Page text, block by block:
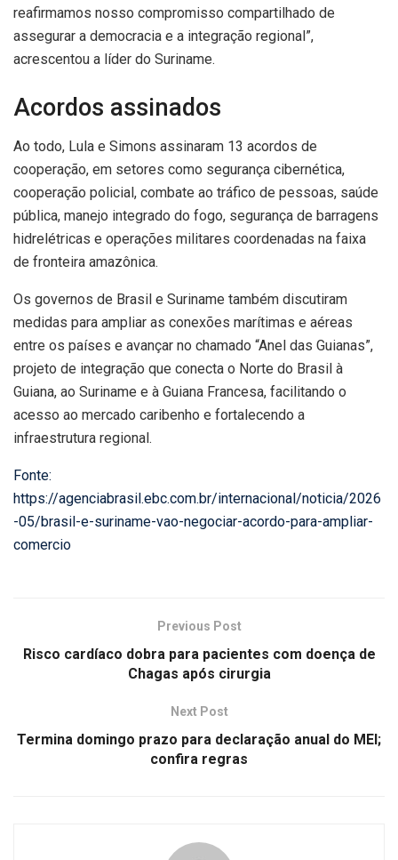
reafirmamos nosso compromisso compartilhado de
assegurar a democracia e a integração regional”,
acrescentou a líder do Suriname.
Acordos assinados
Ao todo, Lula e Simons assinaram 13 acordos de
cooperação, em setores como segurança cibernética,
cooperação policial, combate ao tráfico de pessoas, saúde
pública, manejo integrado do fogo, segurança de barragens
hidrelétricas e operações militares coordenadas na faixa
de fronteira amazônica.
Os governos de Brasil e Suriname também discutiram
medidas para ampliar as conexões marítimas e aéreas
entre os países e avançar no chamado “Anel das Guianas”,
projeto de integração que conecta o Norte do Brasil à
Guiana, ao Suriname e à Guiana Francesa, facilitando o
acesso ao mercado caribenho e fortalecendo a
infraestrutura regional.
Fonte:
https://agenciabrasil.ebc.com.br/internacional/noticia/2026
-05/brasil-e-suriname-vao-negociar-acordo-para-ampliar-
comercio
Previous Post
Risco cardíaco dobra para pacientes com doença de
Chagas após cirurgia
Next Post
Termina domingo prazo para declaração anual do MEI;
confira regras